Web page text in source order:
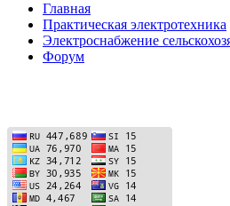
Главная
Практическая электротехника
Электроснабжение
Форум